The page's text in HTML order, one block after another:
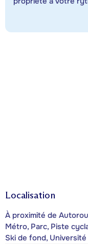
Localisation
À proximité de
Métro, Parc, Piste
Ski de fond, Université